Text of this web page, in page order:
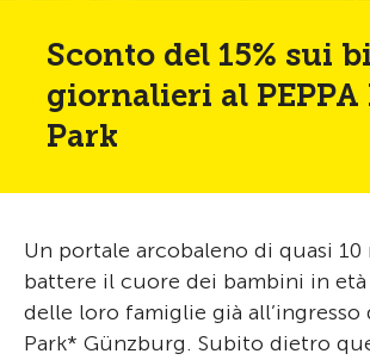
Sconto del 15% sui
giornalieri al PEPPA
Park
Un portale arcobaleno di quasi 10
battere il cuore dei bambini in età
delle loro famiglie già all’ingresso
Park* Günzburg. Subito dietro